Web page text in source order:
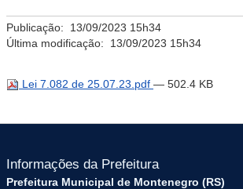
Publicação: 13/09/2023 15h34
Última modificação: 13/09/2023 15h34
Lei 7.082 de 25.07.23.pdf — 502.4 KB
Informações da Prefeitura
Prefeitura Municipal de Montenegro (RS)